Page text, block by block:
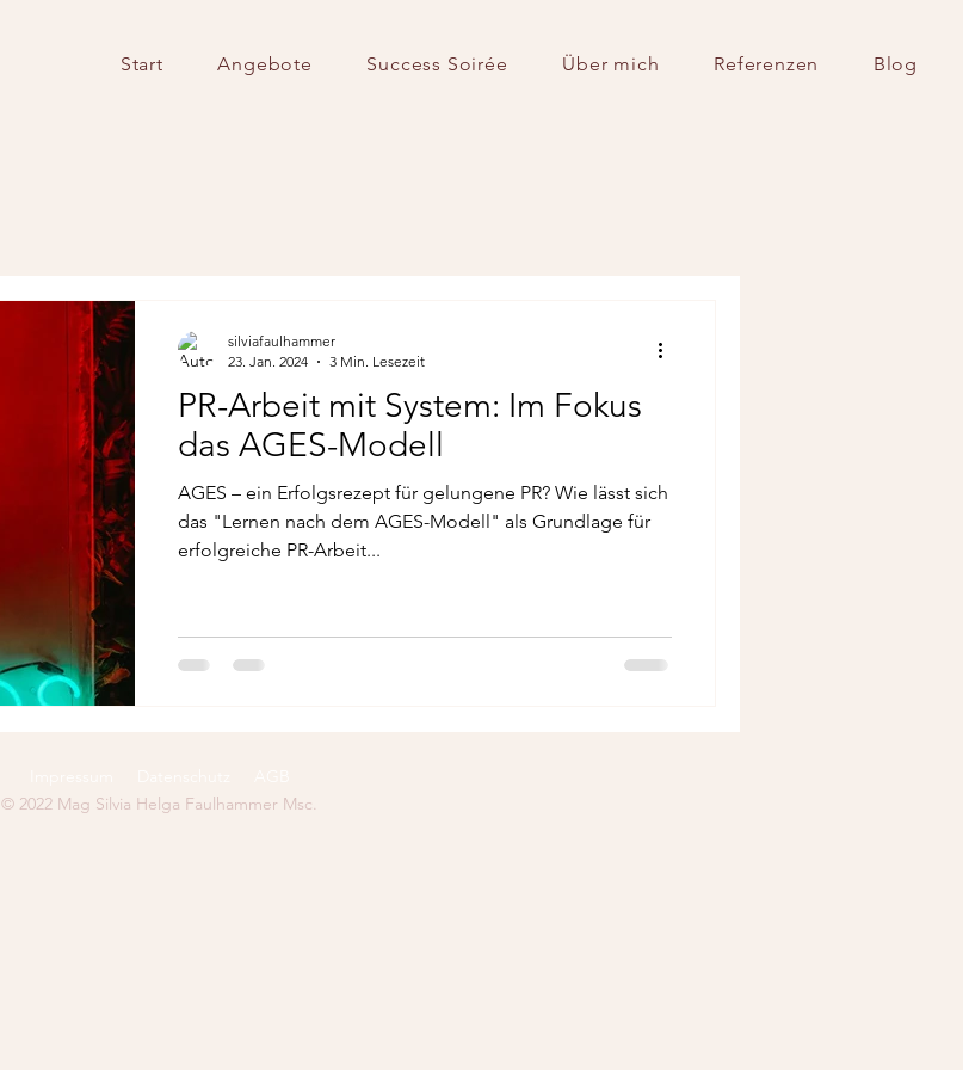
Start Angebote Success Soirée Über mich Referenzen Blog
PR-Arbeit mit System: Im Fokus
das AGES-Modell
AGES – ein Erfolgsrezept für gelungene PR? Wie lässt sich
das "Lernen nach dem AGES-Modell" als Grundlage für
erfolgreiche PR-Arbeit...
silviafaulhammer
23. Jan. 2024
3 Min. Lesezeit
© 2022 Mag Silvia Helga Faulhammer Msc.